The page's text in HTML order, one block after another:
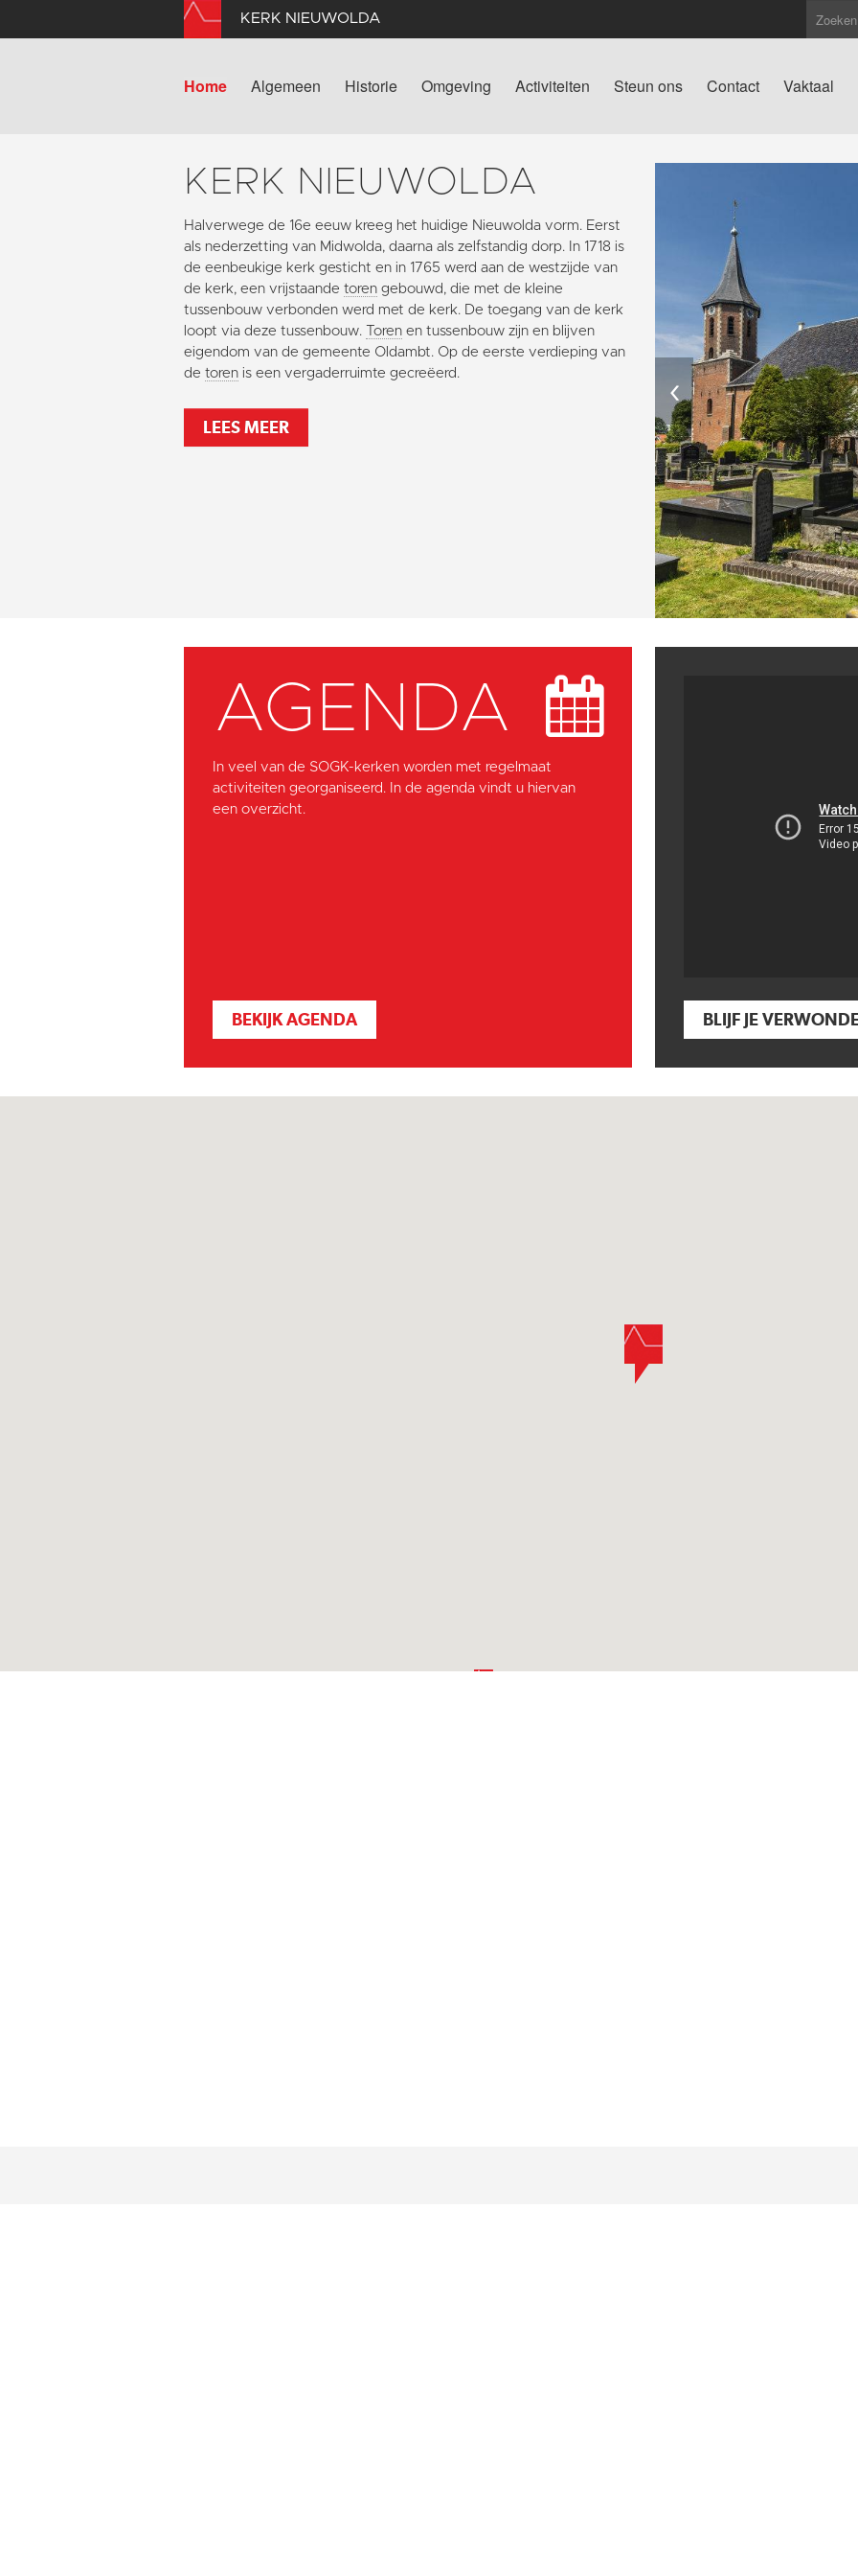
KERK NIEUWOLDA
Home Algemeen Historie Omgeving Activiteiten Steun ons Contact Vaktaal
KERK NIEUWOLDA
Halverwege de 16e eeuw kreeg het huidige Nieuwolda vorm. Eerst
als nederzetting van Midwolda, daarna als zelfstandig dorp. In 1718 is
de eenbeukige kerk gesticht en in 1765 werd aan de westzijde van
de kerk, een vrijstaande toren gebouwd, die met de kleine
tussenbouw verbonden werd met de kerk. De toegang van de kerk
loopt via deze tussenbouw.
Toren en tussenbouw zijn en blijven
eigendom van de gemeente Oldambt. Op de eerste verdieping van
de toren is een vergaderruimte gecreëerd.
LEES MEER
‹
AGENDA
In veel van de SOGK-kerken worden met regelmaat
activiteiten georganiseerd. In de agenda vindt u hiervan
een overzicht.
BEKIJK AGENDA BLIJF JE